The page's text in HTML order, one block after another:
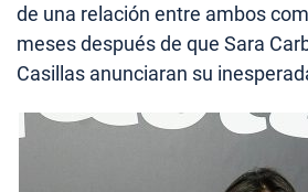
de una relación entre ambos
meses después de que Sara
Casillas anunciaran su